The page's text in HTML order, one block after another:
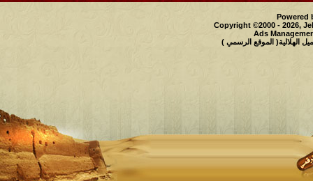
Powered
Copyright ©2000 - 2026,
Ads
الهلالية( الموقع الرسمي )